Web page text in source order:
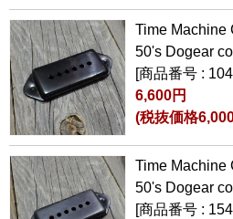
Time Machine
50's Dogear
[商品番号 :
6,600円
(税抜価格
Time Machine
50's Dogear
[商品番号 :